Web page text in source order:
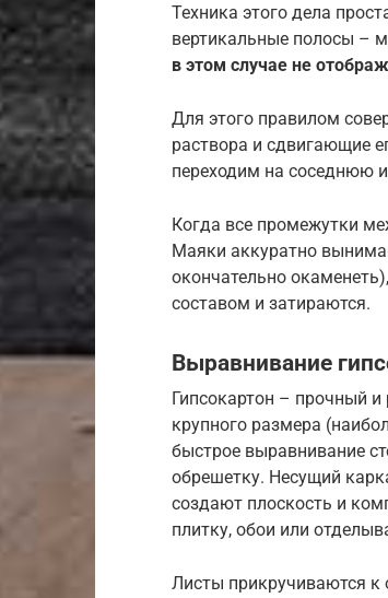
Техника этого дела
вертикальные полосы –
в этом случае не
Для этого правилом
раствора и сдвигающие
переходим на соседнюю
Когда все промежутки
Маяки аккуратно
окончательно
составом и затираются.
Выравнивание
Гипсокартон – прочный
крупного размера
быстрое выравнивание
обрешетку. Несущий
создают плоскость и
плитку, обои или
Листы прикручиваются к